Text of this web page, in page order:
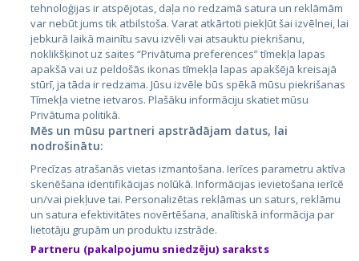
Lietuva
City24.lv
City24.ee
GetaPro.lv
GetaPro.ee
Skelbiu.lt
Autoplius.lt
Kainos.lt
Paslaugos.lt
auto24.ee
KV.ee
Osta.ee
tehnoloģijas ir atspējotas, daļa no redzamā satura un reklāmām
var nebūt jums tik atbilstoša. Varat atkārtoti piekļūt šai izvēlnei, lai
jebkurā laikā mainītu savu izvēli vai atsauktu piekrišanu,
noklikšķinot uz saites “Privātuma preferences” tīmekļa lapas
apakšā vai uz peldošās ikonas tīmekļa lapas apakšējā kreisajā
stūrī, ja tāda ir redzama. Jūsu izvēle būs spēkā mūsu piekrišanas
Tīmekļa vietne ietvaros. Plašāku informāciju skatiet mūsu
Privātuma politikā.
Mēs un mūsu partneri apstrādājam datus, lai
nodrošinātu:
Precīzas atrašanās vietas izmantošana. Ierīces parametru aktīva
skenēšana identifikācijas nolūkā. Informācijas ievietošana ierīcē
un/vai piekļuve tai. Personalizētas reklāmas un saturs, reklāmu
un satura efektivitātes novērtēšana, analītiskā informācija par
lietotāju grupām un produktu izstrāde.
Partneru (pakalpojumu sniedzēju) saraksts